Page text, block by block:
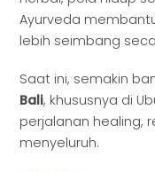
Ayurveda
lebih seimbang
Saat ini, semakin
Bali, khususnya di
perjalanan healing,
menyeluruh.